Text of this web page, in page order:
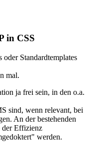
in CSS
Standardtemplates
mal.
ja frei sein, in den o.a.
sind, wenn relevant, bei
An der bestehenden
der Effizienz
werden.